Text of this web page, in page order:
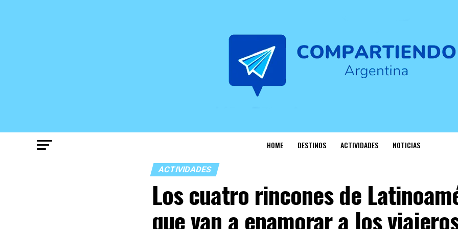
HOME DESTINOS ACTIVIDADES NOTICIAS
ACTIVIDADES
Los cuatro rincones de
que van a enamorar a los